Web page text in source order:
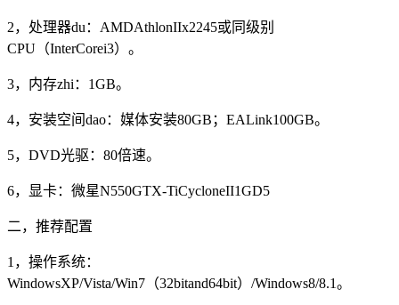
2，处理器du：AMDAthlonIIx2245或同级别
CPU（InterCorei3）。
3，内存zhi：1GB。
4，安装空间dao：媒体安装80GB；EALink100GB。
5，DVD光驱：80倍速。
6，显卡：微星N550GTX-TiCycloneII1GD5
二，推荐配置
1，操作系统：
WindowsXP/Vista/Win7（32bitand64bit）/Windows8/8.1。